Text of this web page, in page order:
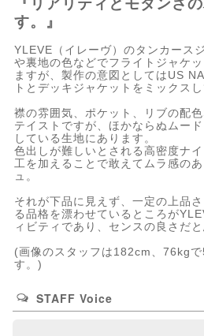
『リアリティとモダンさ
す。』
YLEVE（イレーヴ）のタンカース
や裏地の色などでフライトジャケ
ますが、製作の意図としてはUS
トとデッキジャケットをミックス
襟の雰囲気、ポケット、リブの配
テイストですが、ほかならぬムー
している生地にあります。
色出しが難しいとされる高密度ナ
工を加えることで敢えてムラ感の
ュ。
それが下品に見えず、一定の上品
る品格を漂わせているところが
ィビティであり、センスの良さだと
(画像のスタッフは182cm、76kgで
す。)
STAFF Voice